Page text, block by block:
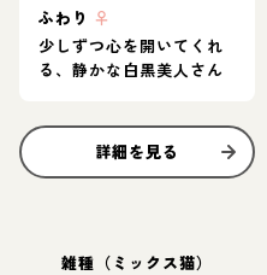
ふわり ♀
少しずつ心を開いてくれ
る、静かな白黒美人さん
詳細を見る
雑種（ミックス猫）